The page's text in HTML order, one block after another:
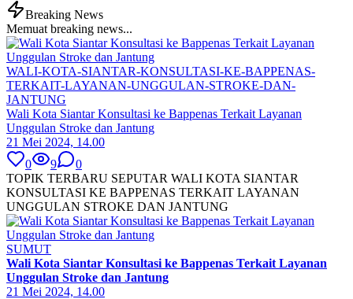
Breaking News
Memuat breaking news...
WALI-KOTA-SIANTAR-KONSULTASI-KE-BAPPENAS-
TERKAIT-LAYANAN-UNGGULAN-STROKE-DAN-
JANTUNG
Wali Kota Siantar Konsultasi ke Bappenas Terkait Layanan
Unggulan Stroke dan Jantung
21 Mei 2024, 14.00
0
9
0
TOPIK TERBARU SEPUTAR WALI KOTA SIANTAR
KONSULTASI KE BAPPENAS TERKAIT LAYANAN
UNGGULAN STROKE DAN JANTUNG
SUMUT
Wali Kota Siantar Konsultasi ke Bappenas Terkait Layanan
Unggulan Stroke dan Jantung
21 Mei 2024, 14.00